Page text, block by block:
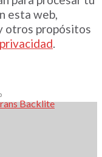
Backlite
esta web,
otros propósitos
.